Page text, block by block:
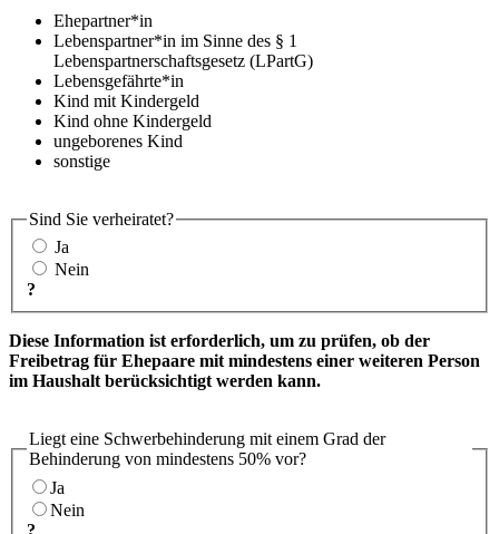
Ehepartner*in
Lebenspartner*in im Sinne des § 1
Lebenspartnerschaftsgesetz (LPartG)
Lebensgefährte*in
Kind mit Kindergeld
Kind ohne Kindergeld
ungeborenes Kind
sonstige
Sind Sie verheiratet?
Ja
Nein
?
Diese Information ist erforderlich, um zu prüfen, ob der
Freibetrag für Ehepaare mit mindestens einer weiteren Person
im Haushalt berücksichtigt werden kann.
Liegt eine Schwerbehinderung mit einem Grad der
Behinderung von mindestens 50% vor?
Ja
Nein
?